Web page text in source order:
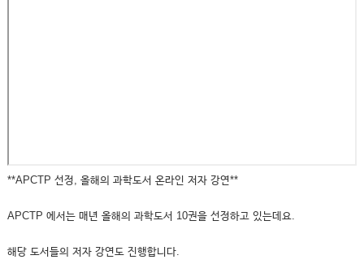
**APCTP 선정, 올해의 과학도서 온라인 저자 강연**
APCTP 에서는 매년 올해의 과학도서 10권을 선정하고 있는데요.
해당 도서들의 저자 강연도 진행합니다.